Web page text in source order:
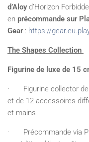
d’Aloyd’Horizon
en précommande sur
Gear: https://
The Shapes Collection
Figurine de luxe de 15
· Figurine collector de
et de 12 accessoires
et mains
· Précommande via